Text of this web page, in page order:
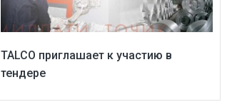
TALCO приглашает к участию в
тендере